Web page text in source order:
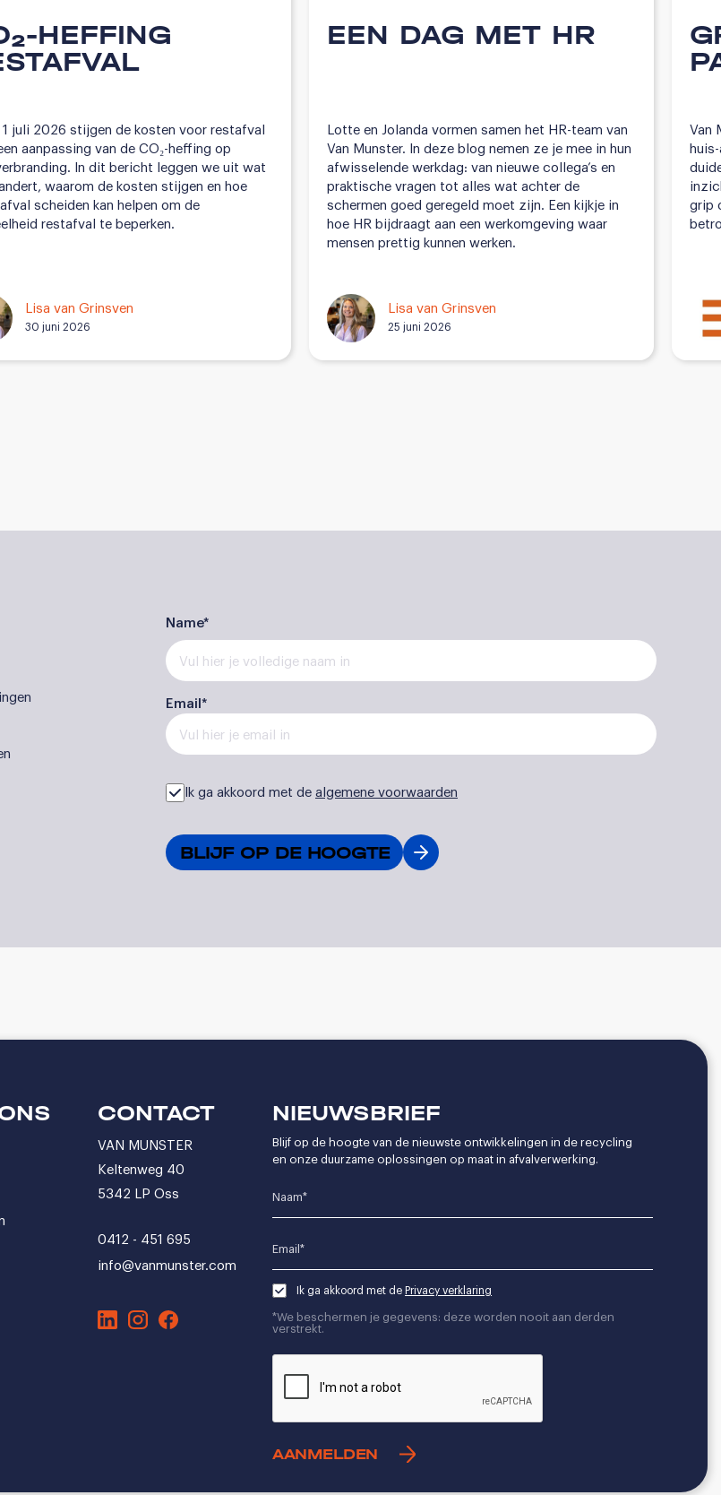
HEFFING
1 juli 2026 stijgen de kosten voor restafval
aanpassing van de CO₂-heffing op
In dit bericht leggen we uit wat
waarom de kosten stijgen en hoe
scheiden kan helpen om de
restafval te beperken.
Lisa van Grinsven
30 juni 2026
EEN DAG MET HR
Lotte en Jolanda vormen samen het HR-team van
Van Munster. In deze blog nemen ze je mee in hun
afwisselende werkdag: van nieuwe collega’s en
praktische vragen tot alles wat achter de
schermen goed geregeld moet zijn. Een kijkje in
hoe HR bijdraagt aan een werkomgeving waar
mensen prettig kunnen werken.
Lisa van Grinsven
25 juni 2026
Van
grip
Name*
Email*
Ik ga akkoord met de algemene voorwaarden
CONTACT
VAN MUNSTER
Keltenweg 40
5342 LP Oss
0412 - 451 695
info@vanmunster.com
NIEUWSBRIEF
Blijf op de hoogte van de nieuwste ontwikkelingen in de recycling
en onze duurzame oplossingen op maat in afvalverwerking.
Name*
Email*
Ik ga akkoord met de Privacy verklaring
*We beschermen je gegevens: deze worden nooit aan derden
verstrekt.